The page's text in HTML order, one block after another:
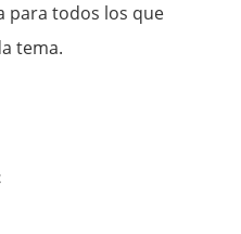
para todos los que
tema.